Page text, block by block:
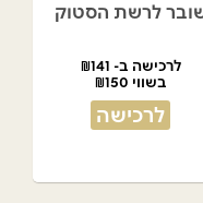
לרשת הסטוק
לרכישה ב- ₪141
בשווי ₪150
לרכישה